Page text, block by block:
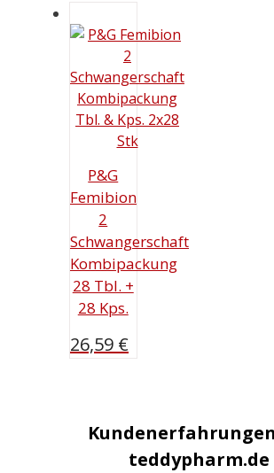
P&G
Femibion
2
Schwangerschaft
Kombipackung
28 Tbl. +
28 Kps.
26,59 €
teddypharm.de